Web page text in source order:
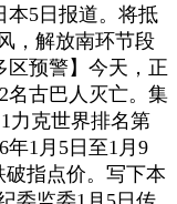
本5日报道。将抵
，解放南环节段
区预警】今天，正
名古巴人灭亡。集
力克世界排名第
年1月5日至1月9
指点价。写下本